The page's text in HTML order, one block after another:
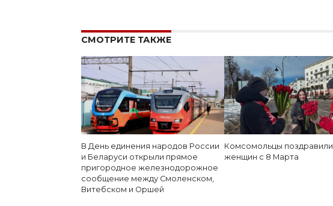
СМОТРИТЕ ТАКЖЕ
В День единения народов России
и Беларуси открыли прямое
пригородное железнодорожное
сообщение между Смоленском,
Витебском и Оршей
Комсомольцы поздравили
женщин с 8 Марта